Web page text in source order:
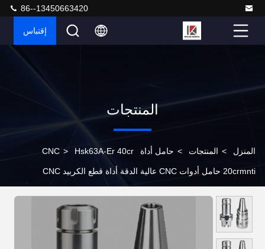
86--13450663420
إقتباس
المنتجات
المنزل > المنتجات > حامل أداة CNC > Hsk63A-Er 40cr
20crmnti حامل أدوات CNC عالية الدقة أداة قطع الكربيد CNC